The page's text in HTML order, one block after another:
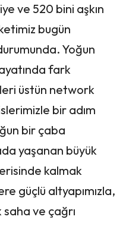
ve 520 bini aşkın
bugün
Yoğun
fark
üstün network
bir adım
bir çaba
yaşanan büyük
kalmak
güçlü altyapımızla,
ve çağrı